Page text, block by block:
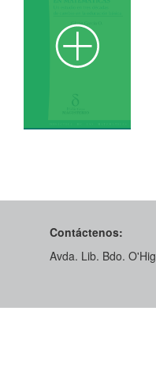
Contáctenos:
Avda. Lib. Bdo.